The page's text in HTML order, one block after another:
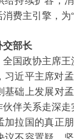
费主引擎，为
交部长
国政协主席王
习近平主席对
基础上发展对
伴关系走深
加拉国的真正